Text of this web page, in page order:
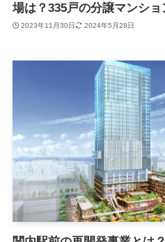
場は？335戸の分譲マンショ
2023年11月30日 2024年5月28日